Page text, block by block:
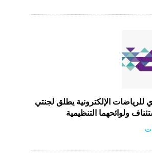
للرياضات الإلكترونية يطلق لجنتي
ولوائحهما التنظيمية